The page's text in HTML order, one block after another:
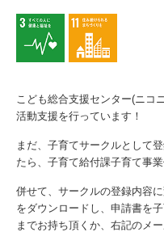
こども総合支援センター(ニコ
活動支援を行っています！
まだ、子育てサークルとして
たら、子育て給付課子育て事
併せて、サークルの登録内容
をダウンロードし、申請書を
までお持ち頂くか、右記のメ